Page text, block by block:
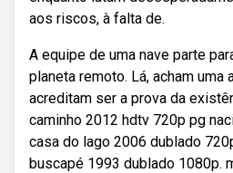
aos riscos, à falta de.
A equipe de uma nave parte
planeta remoto. Lá, acham uma
acreditam ser a prova da
caminho 2012 hdtv 720p pg
casa do lago 2006 dublado
buscapé 1993 dublado 1080p.